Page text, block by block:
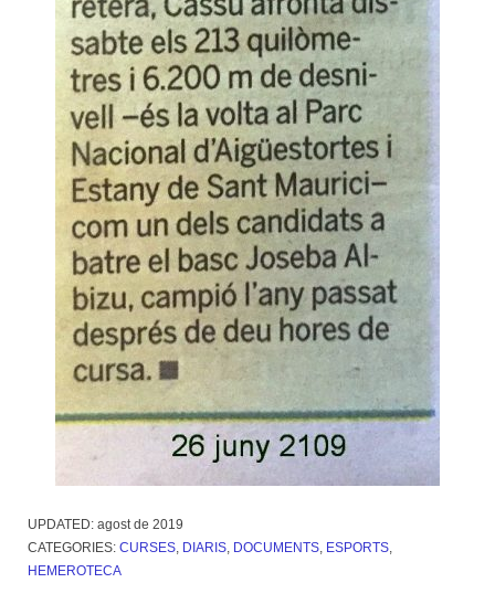
UPDATED: agost de 2019
CATEGORIES: CURSES, DIARIS, DOCUMENTS, ESPORTS,
HEMEROTECA